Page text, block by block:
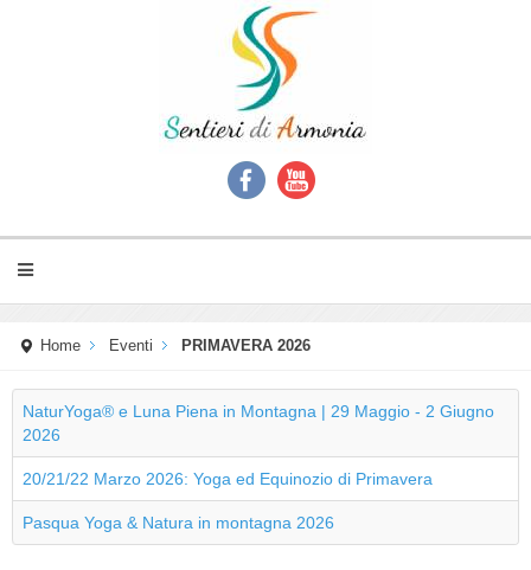
Home Eventi PRIMAVERA 2026
NaturYoga® e Luna Piena in Montagna | 29 Maggio - 2 Giugno
2026
20/21/22 Marzo 2026: Yoga ed Equinozio di Primavera
Pasqua Yoga & Natura in montagna 2026